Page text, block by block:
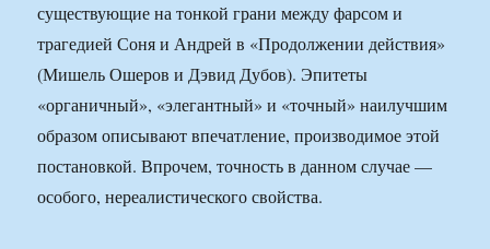
существующие на тонкой грани между фарсом и
трагедией Соня и Андрей в «Продолжении действия»
(Мишель Ошеров и Дэвид Дубов). Эпитеты
«органичный», «элегантный» и «точный» наилучшим
образом описывают впечатление, производимое этой
постановкой. Впрочем, точность в данном случае —
особого, нереалистического свойства.